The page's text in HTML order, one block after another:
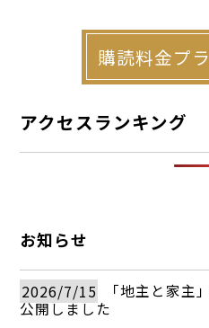
▲美容室は物
小西オーナーは自身
購読料金プ
アクセスランキング
お知らせ
2026/7/15
「地主と家主
公開しました